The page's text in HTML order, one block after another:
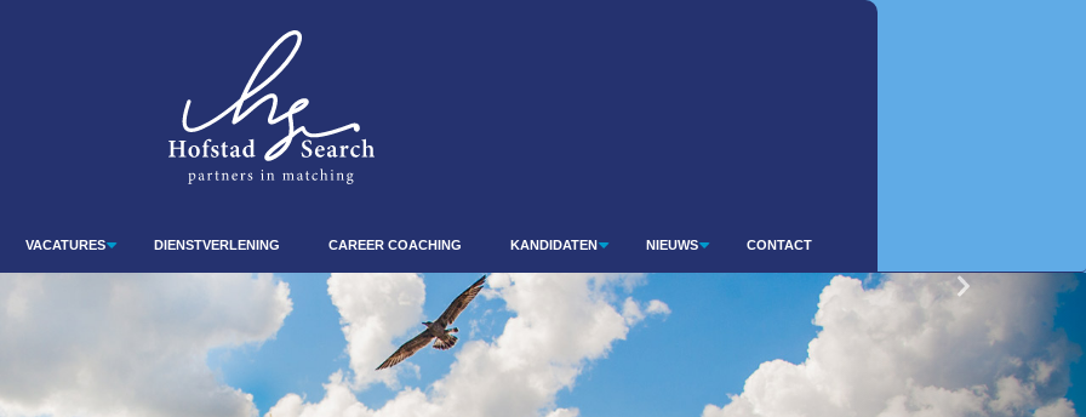
VACATURES DIENSTVERLENING CAREER COACHING KANDIDATEN NIEUWS CONTACT
Volgende